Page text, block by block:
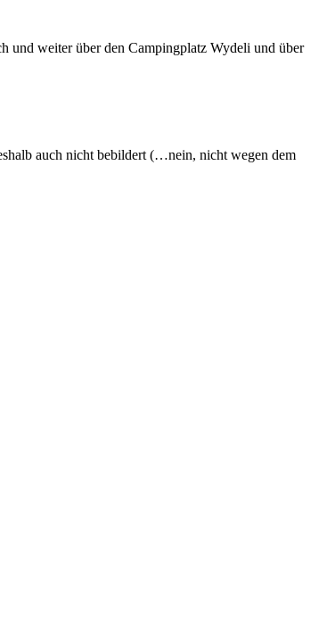
und weiter über den Campingplatz Wydeli und über
auch nicht bebildert (…nein, nicht wegen dem